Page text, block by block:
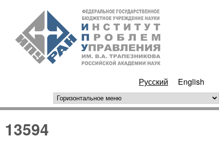
Перейти к основному
содержанию
РАН
Русский English
горизонтальное меню
13594